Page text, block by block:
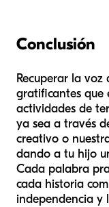
Conclusión
Recuperar la voz
gratificantes que
actividades de
ya sea a través
creativo o
dando a tu hijo
Cada palabra
cada historia
independencia y